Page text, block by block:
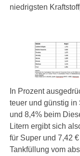
niedrigsten
In Prozent
teuer und günstig in
und 8,4% beim
Litern ergibt sich
für Super und 7,42
Tankfüllung vom